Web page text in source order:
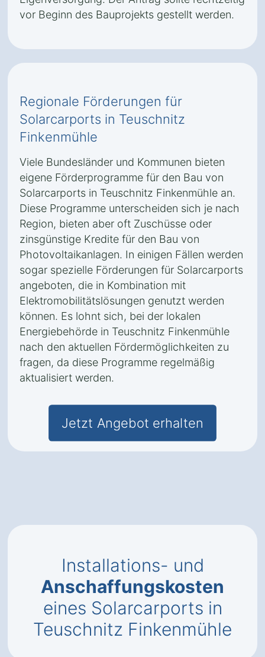
vor Beginn des Bauprojekts gestellt werden.
Regionale Förderungen für
Solarcarports in Teuschnitz
Finkenmühle
Viele Bundesländer und Kommunen bieten
eigene Förderprogramme für den Bau von
Solarcarports in Teuschnitz Finkenmühle an.
Diese Programme unterscheiden sich je nach
Region, bieten aber oft Zuschüsse oder
zinsgünstige Kredite für den Bau von
Photovoltaikanlagen. In einigen Fällen werden
sogar spezielle Förderungen für Solarcarports
angeboten, die in Kombination mit
Elektromobilitätslösungen genutzt werden
können. Es lohnt sich, bei der lokalen
Energiebehörde in Teuschnitz Finkenmühle
nach den aktuellen Fördermöglichkeiten zu
fragen, da diese Programme regelmäßig
aktualisiert werden.
Jetzt Angebot erhalten
Installations- und
Anschaffungskosten
eines Solarcarports in
Teuschnitz Finkenmühle